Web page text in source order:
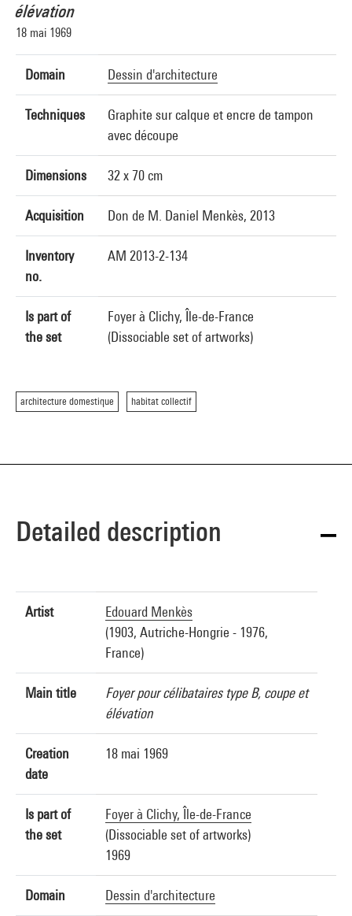
élévation
18 mai 1969
Domain Dessin d'architecture
Techniques
Graphite sur calque et encre de tampon
avec découpe
Dimensions 32 x 70 cm
Acquisition Don de M. Daniel Menkès, 2013
Inventory
no.
AM 2013-2-134
Is part of
the set
Foyer à Clichy, Île-de-France
(Dissociable set of artworks)
architecture domestique habitat collectif
Detailed description
Artist
Edouard Menkès
(1903, Autriche-Hongrie - 1976,
France)
Main title
Foyer pour célibataires type B, coupe et
élévation
Creation
date
18 mai 1969
Is part of
the set
Foyer à Clichy, Île-de-France
(Dissociable set of artworks)
1969
Domain Dessin d'architecture